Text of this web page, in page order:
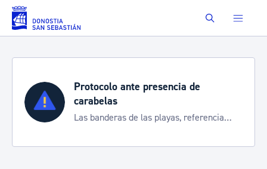
Saltar al contenido principal Buscar
Protocolo ante presencia de
carabelas
Las banderas de las playas, referencia